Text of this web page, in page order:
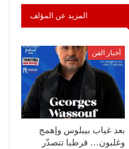
المزيد عن المؤلف
أخبار الفن
بعد غياب بيبلوس وإهمج
وغلبون… قرطبا تتصدّر